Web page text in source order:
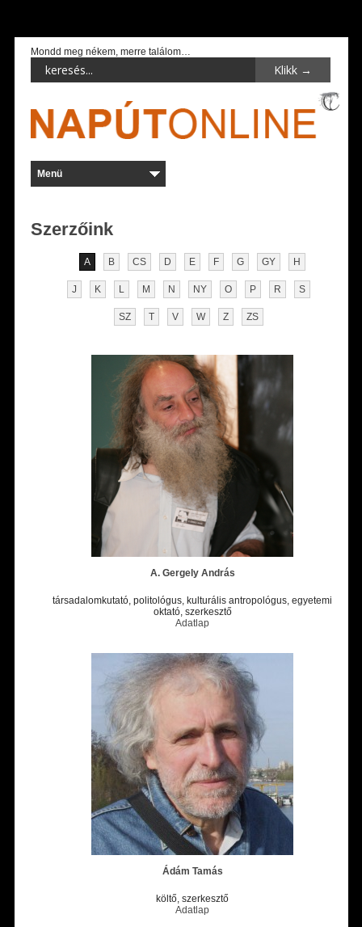
Mondd meg nékem, merre találom…
Szerzőink
A B CS D E F G GY H
J K L M N NY O P R S
SZ T V W Z ZS
A. Gergely András
társadalomkutató, politológus, kulturális antropológus, egyetemi
oktató, szerkesztő
Adatlap
Ádám Tamás
költő, szerkesztő
Adatlap